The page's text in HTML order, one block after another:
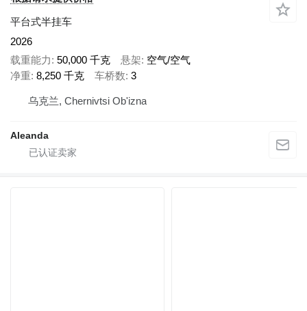
平台式半挂车
2026
载重能力 50,000 千克 悬架 空气/空气
净重 8,250 千克 车桥数 3
乌克兰, Chernivtsi Ob'izna
Aleanda